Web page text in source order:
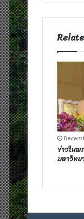
ข่าวในพ
มหาวิทย